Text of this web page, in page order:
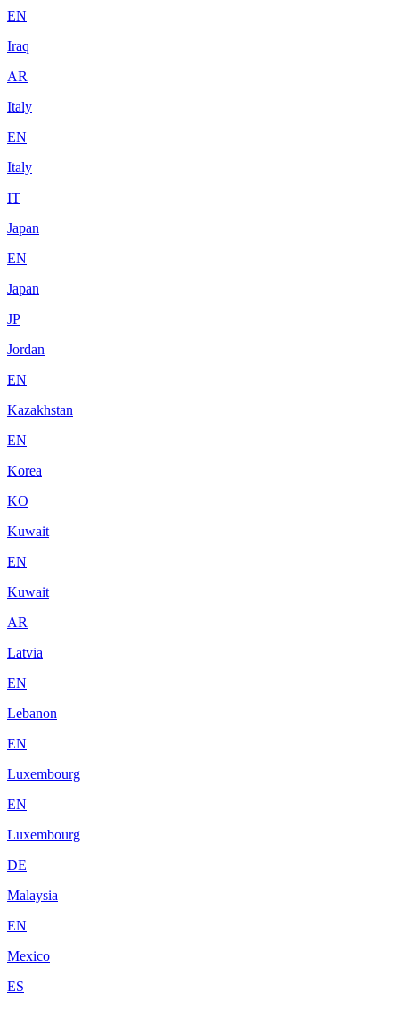
EN
Iraq
AR
Italy
EN
Italy
IT
Japan
EN
Japan
JP
Jordan
EN
Kazakhstan
EN
Korea
KO
Kuwait
EN
Kuwait
AR
Latvia
EN
Lebanon
EN
Luxembourg
EN
Luxembourg
DE
Malaysia
EN
Mexico
ES